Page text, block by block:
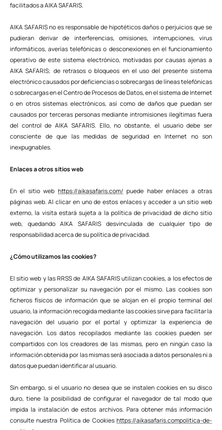
facilitados a AIKA SAFARIS.
AIKA SAFARIS no es responsable de hipotéticos daños o perjuicios que se
pudieran derivar de interferencias, omisiones, interrupciones, virus
informáticos, averías telefónicas o desconexiones en el funcionamiento
operativo de este sistema electrónico, motivadas por causas ajenas a
AIKA SAFARIS; de retrasos o bloqueos en el uso del presente sistema
electrónico causados por deficiencias o sobrecargas de líneas telefónicas
o sobrecargas en el Centro de Procesos de Datos, en el sistema de Internet
o en otros sistemas electrónicos, así como de daños que puedan ser
causados por terceras personas mediante intromisiones ilegítimas fuera
del control de AIKA SAFARIS. Ello, no obstante, el usuario debe ser
consciente de que las medidas de seguridad en Internet no son
inexpugnables.
Enlaces a otros sitios web
En el sitio web https://aikasafaris.com/ puede haber enlaces a otras
páginas web. Al clicar en uno de estos enlaces y acceder a un sitio web
externo, la visita estará sujeta a la política de privacidad de dicho sitio
web, quedando AIKA SAFARIS desvinculada de cualquier tipo de
responsabilidad acerca de su política de privacidad.
¿Cómo utilizamos las cookies?
El sitio web y las RRSS de AIKA SAFARIS utilizan cookies, a los efectos de
optimizar y personalizar su navegación por el mismo. Las cookies son
ficheros físicos de información que se alojan en el propio terminal del
usuario, la información recogida mediante las cookies sirve para facilitar la
navegación del usuario por el portal y optimizar la experiencia de
navegación. Los datos recopilados mediante las cookies pueden ser
compartidos con los creadores de las mismas, pero en ningún caso la
información obtenida por las mismas será asociada a datos personales ni a
datos que puedan identificar al usuario.
Sin embargo, si el usuario no desea que se instalen cookies en su disco
duro, tiene la posibilidad de configurar el navegador de tal modo que
impida la instalación de estos archivos. Para obtener más información
consulte nuestra Política de Cookies https://aikasafaris.compolitica-de-